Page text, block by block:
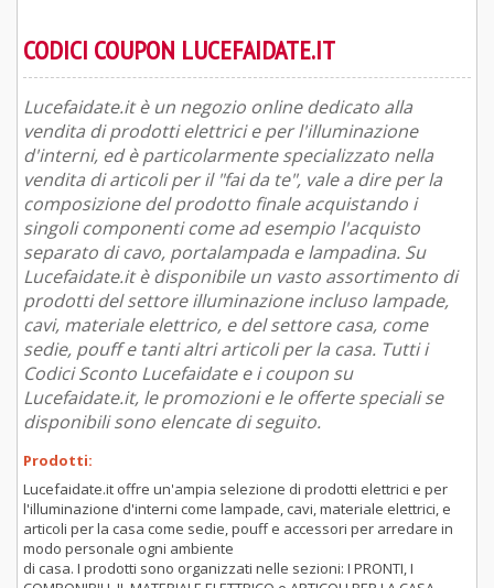
CODICI COUPON LUCEFAIDATE.IT
Lucefaidate.it è un negozio online dedicato alla
vendita di prodotti elettrici e per l'illuminazione
d'interni, ed è particolarmente specializzato nella
vendita di articoli per il "fai da te", vale a dire per la
composizione del prodotto finale acquistando i
singoli componenti come ad esempio l'acquisto
separato di cavo, portalampada e lampadina. Su
Lucefaidate.it è disponibile un vasto assortimento di
prodotti del settore illuminazione incluso lampade,
cavi, materiale elettrico, e del settore casa, come
sedie, pouff e tanti altri articoli per la casa. Tutti i
Codici Sconto Lucefaidate e i coupon su
Lucefaidate.it, le promozioni e le offerte speciali se
disponibili sono elencate di seguito.
Prodotti:
Lucefaidate.it offre un'ampia selezione di prodotti elettrici e per
l'illuminazione d'interni come lampade, cavi, materiale elettrici, e
articoli per la casa come sedie, pouff e accessori per arredare in
modo personale ogni ambiente
di casa. I prodotti sono organizzati nelle sezioni: I PRONTI, I